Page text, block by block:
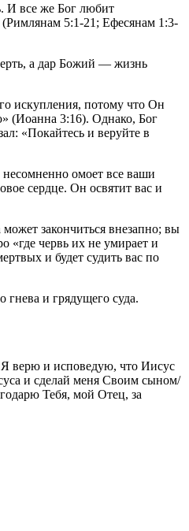
И все же Бог любит
(Римлянам 5:1-21; Ефесянам 1:3-
а дар Божий — жизнь
искупления, потому что Он
(Иоанна 3:16). Однако, Бог
«Покайтесь и веруйте в
омоет все ваши
сердце. Он освятит вас и
закончиться внезапно; вы
«где червь их не умирает и
и будет судить вас по
и грядущего суда.
Я верю и исповедую, что Иисус
и сделай меня Своим сыном/
Тебя, мой Отец, за